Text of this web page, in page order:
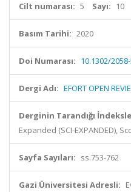
Cilt numarası: 5 Sayı: 10
Basım Tarihi: 2020
Doi Numarası: 10.1302/
Dergi Adı: EFORT OPEN
Derginin Tarandığı
Expanded (SCI-EXPANDED),
Sayfa Sayıları: ss.753-762
Gazi Üniversitesi Adresli: